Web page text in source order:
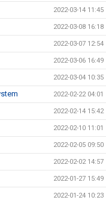
2022-03-14 11:45
2022-03-08 16:18
2022-03-07 12:54
2022-03-06 16:49
2022-03-04 10:35
2022-02-22 04:01
2022-02-14 15:42
2022-02-10 11:01
2022-02-05 09:50
2022-02-02 14:57
2022-01-27 15:49
2022-01-24 10:23